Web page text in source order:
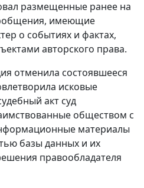
размещенные ранее на
имеющие
о событиях и фактах,
авторского права.
отменила состоявшееся
исковые
акт суд
обществом с
материалы
базы данных и их
правообладателя